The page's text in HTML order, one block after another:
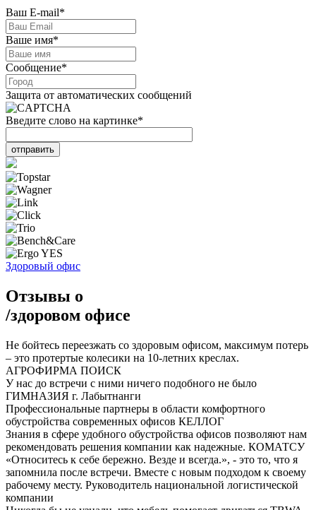
Ваш E-mail*
Ваше имя*
Сообщение*
Защита от автоматических сообщений
Введите слово на картинке*
Здоровый офис
Отзывы о
/здоровом офисе
Не бойтесь переезжать со здоровым офисом, максимум потерь
– это протертые колесики на 10-летних креслах.
АГРОФИРМА ПОИСК
У нас до встречи с ними ничего подобного не было
ГИМНАЗИЯ г. Лабытнанги
Профессиональные партнеры в области комфортного
обустройства современных офисов КЕЛЛОГ
Знания в сфере удобного обустройства офисов позволяют нам
рекомендовать решения компании как надежные. КОМАТСУ
«Относитесь к себе бережно. Везде и всегда.», - это то, что я
запомнила после встречи. Вместе с новым подходом к своему
рабочему месту. Руководитель национальной логистической
компании